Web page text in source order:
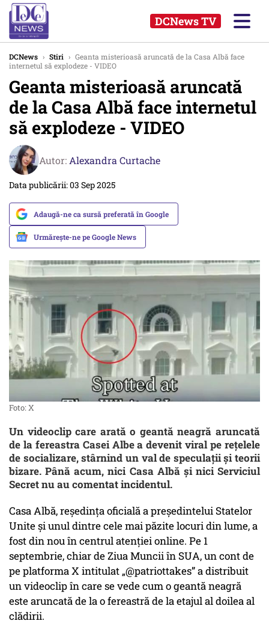
DCNews TV
DCNews › Stiri › Geanta misterioasă aruncată de la Casa Albă face
internetul să explodeze - VIDEO
Geanta misterioasă aruncată
de la Casa Albă face internetul
să explodeze - VIDEO
Autor: Alexandra Curtache
Data publicării: 03 Sep 2025
Adaugă-ne ca sursă preferată în Google
Urmărește-ne pe Google News
Foto: X
Un videoclip care arată o geantă neagră aruncată
de la fereastra Casei Albe a devenit viral pe rețelele
de socializare, stârnind un val de speculații și teorii
bizare. Până acum, nici Casa Albă și nici Serviciul
Secret nu au comentat incidentul.
Casa Albă, reședința oficială a președintelui Statelor
Unite și unul dintre cele mai păzite locuri din lume, a
fost din nou în centrul atenției online. Pe 1
septembrie, chiar de Ziua Muncii în SUA, un cont de
pe platforma X intitulat „@patriottakes” a distribuit
un videoclip în care se vede cum o geantă neagră
este aruncată de la o fereastră de la etajul al doilea al
clădirii.